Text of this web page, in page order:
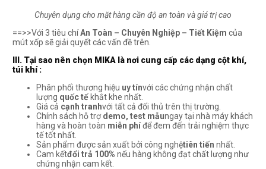
Chuyên dụng cho mặt hàng cần độ an toàn và giá trị cao
==>>Với 3 tiêu chíAn Toàn – Chuyên Nghiệp – Tiết Kiệmcủa
mút xốp sẽ giải quyết các vấn đề trên.
III. Tại sao nên chọn MIKA là nơi cung cấp các dạng cột khí,
túi khí :
Phân phối thương hiệu uy tínvới các chứng nhận chất
lượng quốc tế khắt khe nhất.
Giá cả cạnh tranhvới tất cả đối thủ trên thị trường.
Chính sách hỗ trợdemo, test mẫungay tại nhà máy khách
hàng và hoàn toàn miễn phíđể đem đến trải nghiệm thực
tế tốt nhất.
Sản phẩm được sản xuất bởi công nghệtiên tiến nhất.
Cam kếtđổi trả 100% nếu hàng không đạt chất lượng như
chứng nhận cam kết.